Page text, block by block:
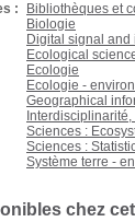
:
Bibliothèques et
Biologie
Digital signal
Ecological
Ecologie
Ecologie -
Geographical
Sciences :
Sciences :
Système terre -
chez